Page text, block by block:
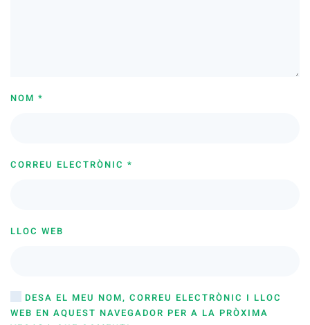
NOM *
CORREU ELECTRÒNIC *
LLOC WEB
DESA EL MEU NOM, CORREU ELECTRÒNIC I LLOC
WEB EN AQUEST NAVEGADOR PER A LA PRÒXIMA